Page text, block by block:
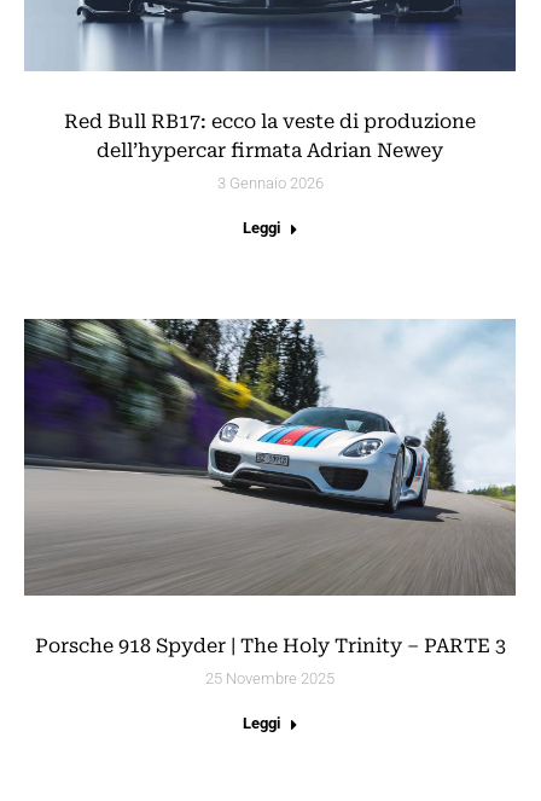
Red Bull RB17: ecco la veste di produzione
dell’hypercar firmata Adrian Newey
3 Gennaio 2026
Leggi
Porsche 918 Spyder | The Holy Trinity – PARTE 3
25 Novembre 2025
Leggi